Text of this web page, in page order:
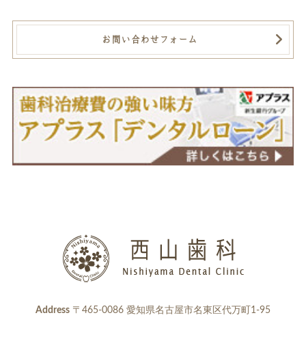
お問い合わせフォーム
Address 〒465-0086 愛知県名古屋市名東区代万町1-95